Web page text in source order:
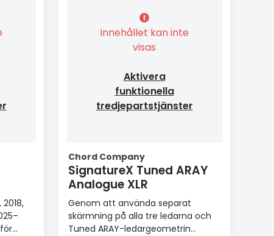
Innehållet kan inte
visas
Aktivera
funktionella
tredjepartstjänster
Chord Company
SignatureX Tuned ARAY
Analogue XLR
Genom att använda separat
skärmning på alla tre ledarna och
Tuned ARAY-ledargeometrin